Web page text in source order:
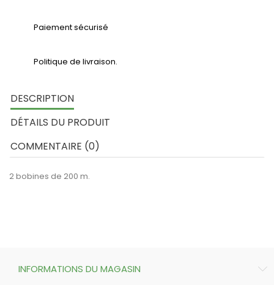
Paiement sécurisé
Politique de livraison.
DESCRIPTION
DÉTAILS DU PRODUIT
COMMENTAIRE (0)
2 bobines de 200 m.
INFORMATIONS DU MAGASIN